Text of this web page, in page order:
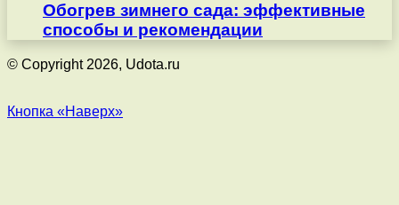
Обогрев зимнего сада: эффективные
способы и рекомендации
© Copyright 2026, Udota.ru
Кнопка «Наверх»